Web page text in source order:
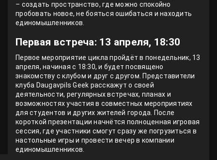
– создать пространство, где можно спокойно
пробовать новое, не бояться ошибаться и находить
единомышленников.
Первая встреча: 13 апреля, 18:30
Первое мероприятие цикла пройдёт в понедельник, 13
апреля, начиная с 18:30, и будет посвящено
знакомству с клубом и друг с другом. Представители
клуба Daugavpils Geek расскажут о своей
деятельности, регулярных встречах, планах и
возможностях участия в совместных мероприятиях
для студентов и других жителей города. После
короткой презентации начнётся полноценная игровая
сессия, где участники смогут сразу же погрузиться в
настольные игры и провести вечер в компании
единомышленников.